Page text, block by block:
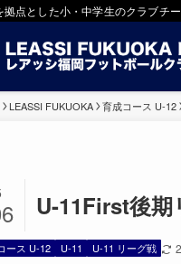
拠点とした小・中学生のクラブチ
LEASSI FUKUOKA 育成コース U-12
U-11First後期
ース U-12 U-11 U-11 リーグ戦